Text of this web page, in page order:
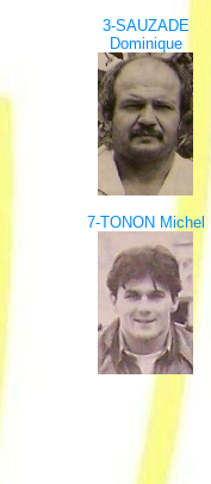
3-SAUZADE
Dominique
7-TONON Michel